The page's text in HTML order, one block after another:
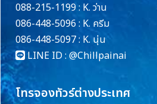
088-215-1199 : K. ว่าน
086-448-5096 : K. ครีม
086-448-5097 : K. นุ่น
LINE ID : @Chillpainai
โทรจองทัวร์ต่างประเทศ